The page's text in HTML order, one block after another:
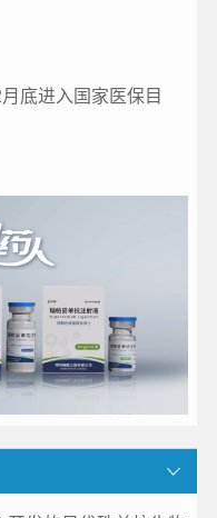
底进入国家医保目